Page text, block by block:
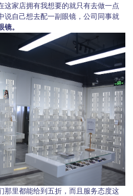
这家店拥有我想要的就只有去做一点
说自己想去配一副眼镜，公司同事就
镜。
那里都能给到五折，而且服务态度这